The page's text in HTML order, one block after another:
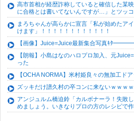
高市首相が経歴詐称していると確信した某
に合格とは書いてないんですが…」とツッ
まろちゃんが高らかに宣言「私が始めたア
けます」！！！！！！！！！！！！
【画像】Juice=Juice最新集合写真ｷﾀ
【朗報】小島はなのハロプロ加入、元
った
【OCHA NORMA】米村姫良々の無加工ド
ズッキだけ譜久村の卒コンに来ないｗｗｗ
アンジュルム橋迫鈴「カルボナーラ！失敗
めましょう。いきなりプロの方のレシピで作